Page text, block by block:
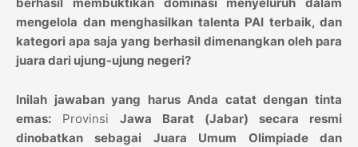
mengelola dan menghasilkan talenta PAI terbaik, dan
kategori apa saja yang berhasil dimenangkan oleh para
juara dari ujung-ujung negeri?
Inilah jawaban yang harus Anda catat dengan tinta
emas: Provinsi Jawa Barat (Jabar) secara resmi
dinobatkan sebagai Juara Umum Olimpiade dan